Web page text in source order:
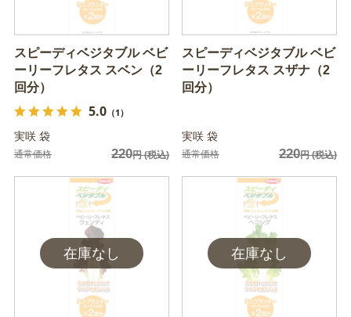
スピーディベジタブル ベビ
ーリーフレタス スベン（2
回分）
5.0（1）
実咲 袋
通常価格 220円(税込)
スピーディベジタブル ベビ
ーリーフレタス スザナ（2
回分）
実咲 袋
通常価格 220円(税込)